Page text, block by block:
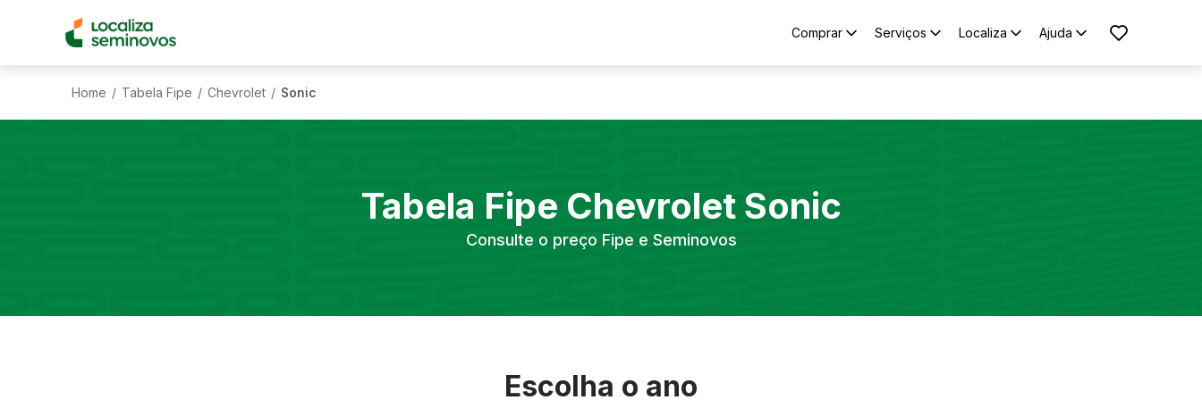
Comprar Serviços Localiza Ajuda
Home / Tabela Fipe / Chevrolet / Sonic
Tabela Fipe Chevrolet Sonic
Consulte o preço Fipe e Seminovos
Escolha o ano